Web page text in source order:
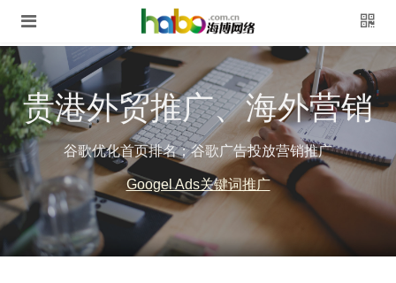
贵港外贸推广、海外营销
谷歌优化首页排名；谷歌广告投放营销推广
Googel Ads关键词推广